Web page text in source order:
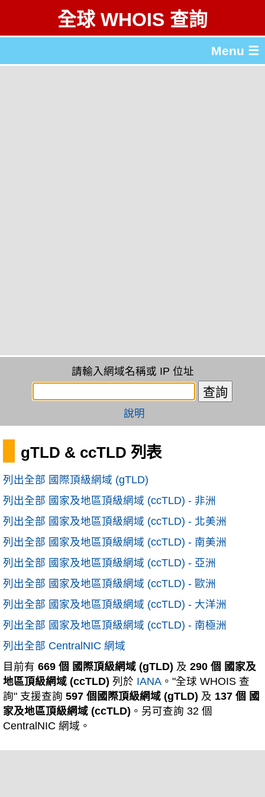
全球 WHOIS 查詢
Menu ☰
請輸入網域名稱或 IP 位址
說明
gTLD & ccTLD 列表
列出全部 國際頂級網域 (gTLD)
列出全部 國家及地區頂級網域 (ccTLD) - 非洲
列出全部 國家及地區頂級網域 (ccTLD) - 北美洲
列出全部 國家及地區頂級網域 (ccTLD) - 南美洲
列出全部 國家及地區頂級網域 (ccTLD) - 亞洲
列出全部 國家及地區頂級網域 (ccTLD) - 歐洲
列出全部 國家及地區頂級網域 (ccTLD) - 大洋洲
列出全部 國家及地區頂級網域 (ccTLD) - 南極洲
列出全部 CentralNIC 網域
目前有 669 個 國際頂級網域 (gTLD) 及 290 個 國家及
地區頂級網域 (ccTLD) 列於 IANA 。"全球 WHOIS 查
詢" 支援查詢 597 個國際頂級網域 (gTLD) 及 137 個 國
家及地區頂級網域 (ccTLD) 。另可查詢 32 個
CentralNIC 網域。